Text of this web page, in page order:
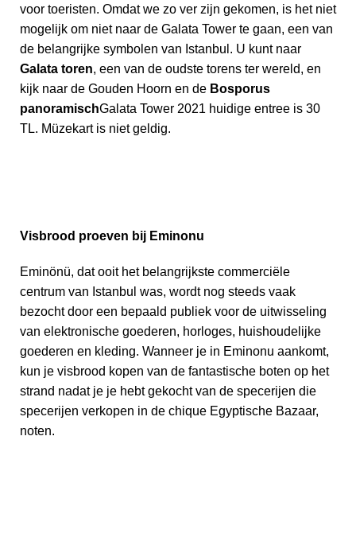
voor toeristen. Omdat we zo ver zijn gekomen, is het niet
mogelijk om niet naar de Galata Tower te gaan, een van
de belangrijke symbolen van Istanbul. U kunt naar
Galata toren, een van de oudste torens ter wereld, en
kijk naar de Gouden Hoorn en de Bosporus
panoramischGalata Tower 2021 huidige entree is 30
TL. Müzekart is niet geldig.
Visbrood proeven bij Eminonu
Eminönü, dat ooit het belangrijkste commerciële
centrum van Istanbul was, wordt nog steeds vaak
bezocht door een bepaald publiek voor de uitwisseling
van elektronische goederen, horloges, huishoudelijke
goederen en kleding. Wanneer je in Eminonu aankomt,
kun je visbrood kopen van de fantastische boten op het
strand nadat je je hebt gekocht van de specerijen die
specerijen verkopen in de chique Egyptische Bazaar,
noten.